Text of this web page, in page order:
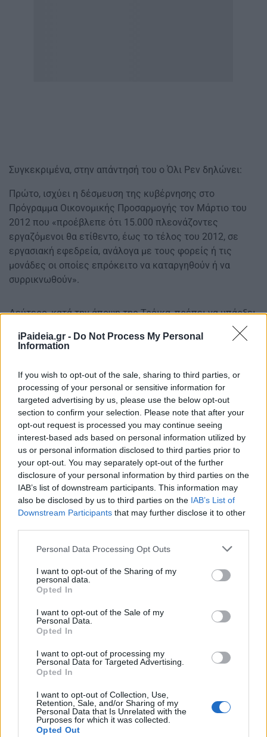
iPaideia.gr - Do Not Process My Personal
Information
If you wish to opt-out of the sale, sharing to third parties, or
processing of your personal or sensitive information for
targeted advertising by us, please use the below opt-out
section to confirm your selection. Please note that after your
opt-out request is processed you may continue seeing
interest-based ads based on personal information utilized by
us or personal information disclosed to third parties prior to
your opt-out. You may separately opt-out of the further
disclosure of your personal information by third parties on the
IAB’s list of downstream participants. This information may
also be disclosed by us to third parties on the IAB’s List of
Downstream Participants that may further disclose it to other
Please note that this website/app uses one or more Google
not limited to your visit or usage behaviour. You may click to
grant or deny consent to Google and its third-party tags to
use your data for below specified purposes in below Google
consent section.
Personal Data Processing Opt Outs
I want to opt-out of the Sharing of my
personal data.
Opted In
I want to opt-out of the Sale of my
Personal Data.
Opted In
I want to opt-out of processing my
Personal Data for Targeted Advertising.
Opted In
I want to opt-out of Collection, Use,
Retention, Sale, and/or Sharing of my
Personal Data that Is Unrelated with the
Purposes for which it was collected.
Opted Out
Συγκεκριμένα, στην απάντησή του ο Όλι Ρεν δηλώνει:
Πρώτο, ισχύει η δέσμευση της κυβέρνησης στο
Πρόγραμμα Οικονομικής Προσαρμογής τον Μάρτιο του
2012 που «προέβλεπε ότι 15.000 πλεονάζοντες
εργαζόμενοι θα ετίθεντο, έως το τέλος του 2012, σε
εργασιακή εφεδρεία, ανάλογα με τους φορείς ή τις
μονάδες οι οποίες επρόκειτο να καταργηθούν ή να
συρρικνωθούν».
Δεύτερο, κατά την άποψη της Τρόικα, πρέπει να υπάρξει
μέχρι το 2015 νέα μείωση προσωπικού κατά 70.000
άτομα, και ότι «αυτή η μείωση προσωπικού θα πρέπει να
Τρίτο, η μείωση των δημοσίων υπαλλήλων θα «βασίζεται
στην τρέχουσα κατάρτιση των οργανογραμμάτων και θα
διευκολυνθεί από την πρόσφατη νομοθεσία η οποία
επιτρέπει τις υποχρεωτικές απολύσεις».